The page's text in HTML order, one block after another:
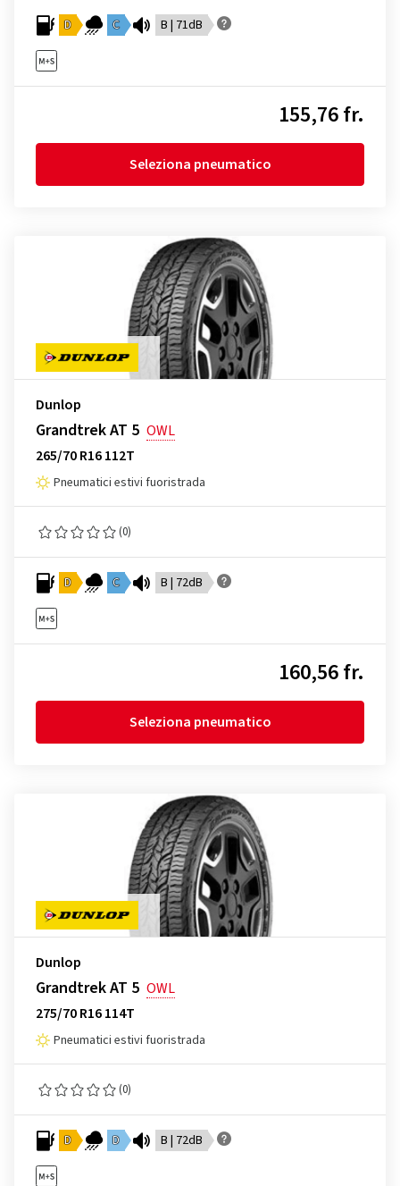
D C B | 71dB
155,76 fr.
Seleziona pneumatico
Dunlop
Grandtrek AT 5 OWL
265/70 R16 112T
Pneumatici estivi fuoristrada
(0)
D C B | 72dB
160,56 fr.
Seleziona pneumatico
Dunlop
Grandtrek AT 5 OWL
275/70 R16 114T
Pneumatici estivi fuoristrada
(0)
D D B | 72dB